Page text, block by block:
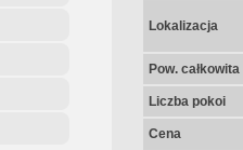
Lokalizacja
Pow.
Liczba pokoi
Cena